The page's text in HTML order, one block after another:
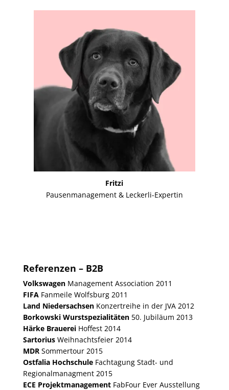
Fritzi
Pausenmanagement & Leckerli-Expertin
Referenzen – B2B
VolkswagenManagement Association 2011
FIFAFanmeile Wolfsburg 2011
Land NiedersachsenKonzertreihe in der JVA 2012
Borkowski Wurstspezialitäten50. Jubiläum 2013
Härke BrauereiHoffest 2014
SartoriusWeihnachtsfeier 2014
MDRSommertour 2015
Ostfalia HochschuleFachtagung Stadt- und
Regionalmanagment 2015
ECE ProjektmanagementFabFour Ever Ausstellung